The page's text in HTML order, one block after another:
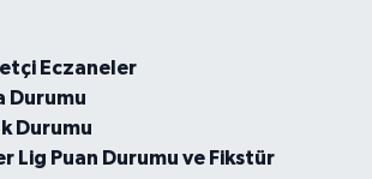
Eczaneler
Durumu
Durumu
Lig Puan Durumu ve Fikstür